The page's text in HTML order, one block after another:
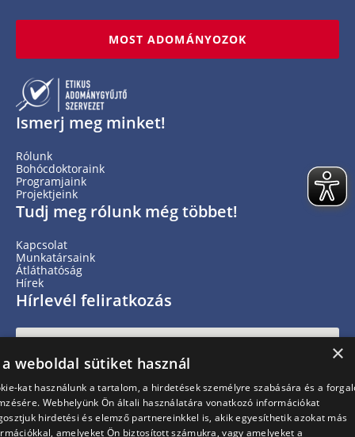
MOST ADOMÁNYOZOK
Ismerj meg minket!
Rólunk
Bohócdoktoraink
Programjaink
Projektjeink
Tudj meg rólunk még többet!
Kapcsolat
Munkatársaink
Átláthatóság
Hírek
Hírlevél feliratkozás
×
a weboldal sütiket használ
kat használunk a tartalom, a hirdetések személyre szabására és a
Webhelyünk Ön általi használatára vonatkozó információkat
hirdetési és elemző partnereinkkel is, akik egyesíthetik azokat más
amelyeket Ön biztosított számukra, vagy amelyeket a